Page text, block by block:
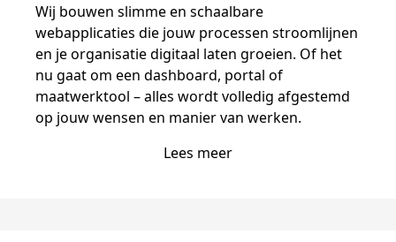
Wij bouwen slimme en schaalbare
webapplicaties die jouw processen stroomlijnen
en je organisatie digitaal laten groeien. Of het
nu gaat om een dashboard, portal of
maatwerktool – alles wordt volledig afgestemd
op jouw wensen en manier van werken.
Lees meer